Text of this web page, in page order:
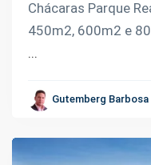
Chácaras Parque
450m2, 600m2 e
...
Gutemberg Barbosa
9
Urbano,